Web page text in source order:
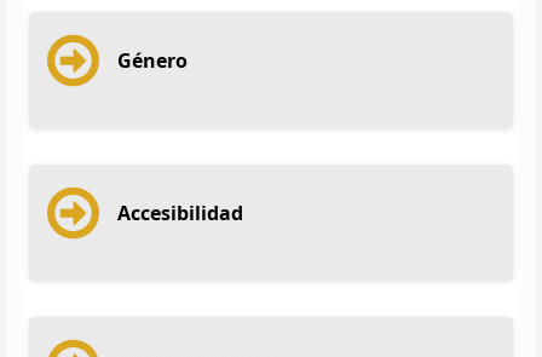
Género
Accesibilidad